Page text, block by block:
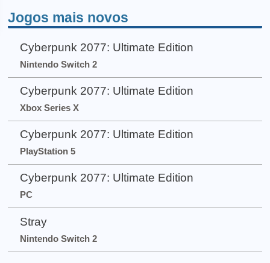
Jogos mais novos
Cyberpunk 2077: Ultimate Edition
Nintendo Switch 2
Cyberpunk 2077: Ultimate Edition
Xbox Series X
Cyberpunk 2077: Ultimate Edition
PlayStation 5
Cyberpunk 2077: Ultimate Edition
PC
Stray
Nintendo Switch 2